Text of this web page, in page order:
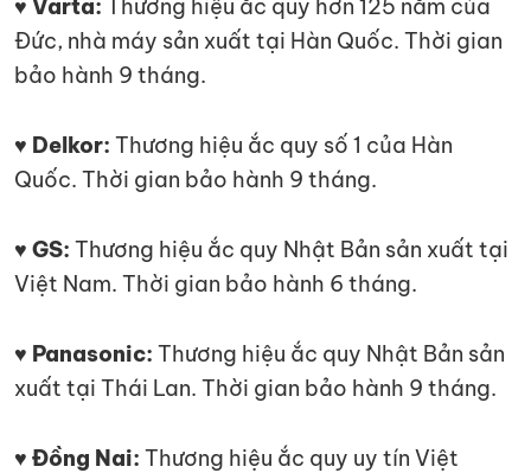
♥ Varta: Thương hiệu ắc quy hơn 125 năm của
Đức, nhà máy sản xuất tại Hàn Quốc. Thời gian
bảo hành 9 tháng.
♥ Delkor: Thương hiệu ắc quy số 1 của Hàn
Quốc. Thời gian bảo hành 9 tháng.
♥ GS: Thương hiệu ắc quy Nhật Bản sản xuất tại
Việt Nam. Thời gian bảo hành 6 tháng.
♥ Panasonic: Thương hiệu ắc quy Nhật Bản sản
xuất tại Thái Lan. Thời gian bảo hành 9 tháng.
♥ Đồng Nai: Thương hiệu ắc quy uy tín Việt